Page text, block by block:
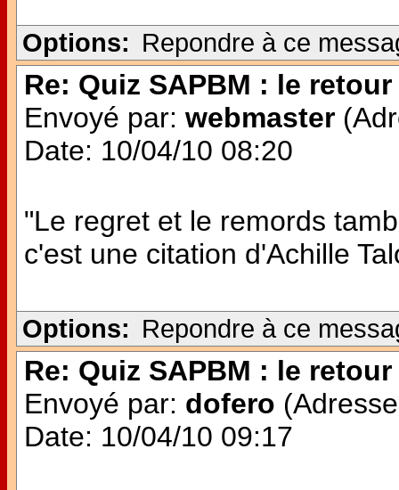
Options: Repondre à ce
Re: Quiz SAPBM : le retour
Envoyé par: webmaster
Date: 10/04/10 08:20
"Le regret et le remords
c'est une citation d'Achille
Options: Repondre à ce
Re: Quiz SAPBM : le retour
Envoyé par: dofero
Date: 10/04/10 09:17